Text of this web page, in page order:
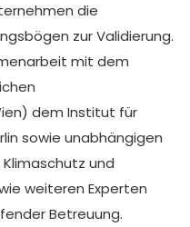
die
zur Validierung.
mit dem
dem Institut für
sowie unabhängigen
und
weiteren Experten
Betreuung.